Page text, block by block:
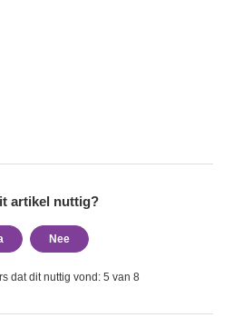
artikel nuttig?
Nee
dat dit nuttig vond: 5 van 8